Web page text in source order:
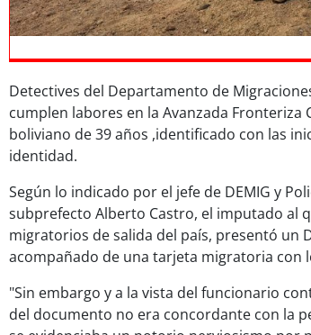
Detectives del Departamento de
cumplen labores en la Avanzada
boliviano de 39 años ,identificado con las
identidad.
Según lo indicado por el jefe de DEMIG y
subprefecto Alberto Castro, el imputado al
migratorios de salida del país, presentó un
acompañado de una tarjeta migratoria con
"Sin embargo y a la vista del funcionario
del documento no era concordante con la